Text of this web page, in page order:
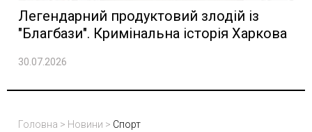
Легендарний продуктовий злодій із
"Благбази". Кримінальна історія Харкова
30.07.2026
Головна > Новини > Спорт